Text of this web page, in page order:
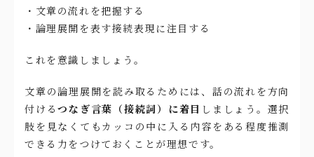
・文章の流れを把握する
・論理展開を表す接続表現に注目する
これを意識しましょう。
文章の論理展開を読み取るためには、話の流れを方向
付けるつなぎ言葉（接続詞）に着目 しましょう。選択
肢を見なくてもカッコの中に入る内容をある程度推測
できる力をつけておくことが理想です。